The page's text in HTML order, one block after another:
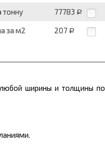
тонну 77783 Р
за м2 207 Р
любой ширины и толщины по